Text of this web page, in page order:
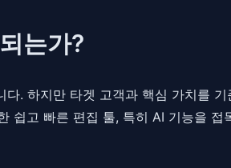
는가?
. 하지만 타겟 고객과 핵심 가치를
쉽고 빠른 편집 툴, 특히 AI 기능을 접